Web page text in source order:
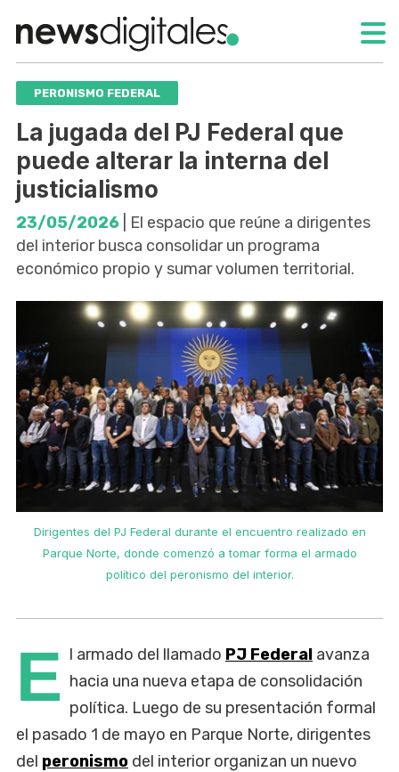
PERONISMO FEDERAL
La jugada del PJ Federal que
puede alterar la interna del
justicialismo
23/05/2026 | El espacio que reúne a dirigentes
del interior busca consolidar un programa
económico propio y sumar volumen territorial.
Dirigentes del PJ Federal durante el encuentro realizado en
Parque Norte, donde comenzó a tomar forma el armado
político del peronismo del interior.
E l armado del llamado PJ Federal avanza
hacia una nueva etapa de consolidación
política. Luego de su presentación formal
el pasado 1 de mayo en Parque Norte, dirigentes
del peronismo del interior organizan un nuevo